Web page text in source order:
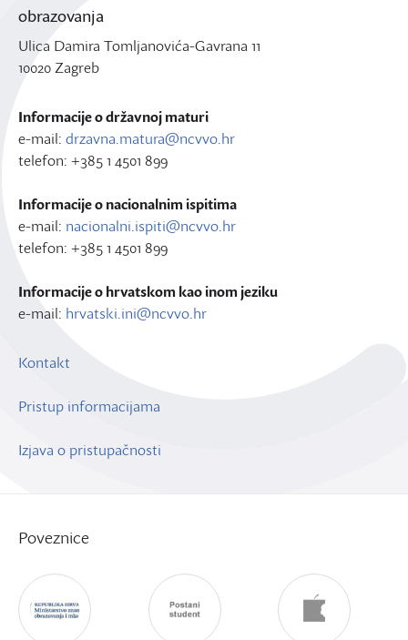
obrazovanja
Ulica Damira Tomljanovića-Gavrana 11
10020 Zagreb
Informacije o državnoj maturi
e-mail: drzavna.matura@ncvvo.hr
telefon: +385 1 4501 899
Informacije o nacionalnim ispitima
e-mail: nacionalni.ispiti@ncvvo.hr
telefon: +385 1 4501 899
Informacije o hrvatskom kao inom jeziku
e-mail: hrvatski.ini@ncvvo.hr
Kontakt
Pristup informacijama
Izjava o pristupačnosti
Poveznice